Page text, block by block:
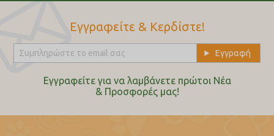
Εγγραφείτε & Κερδίστε!
Εγγραφείτε για να λαμβάνετε πρώτοι Nέα
& Προσφορές μας!